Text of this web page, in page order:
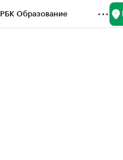
РБК Образование